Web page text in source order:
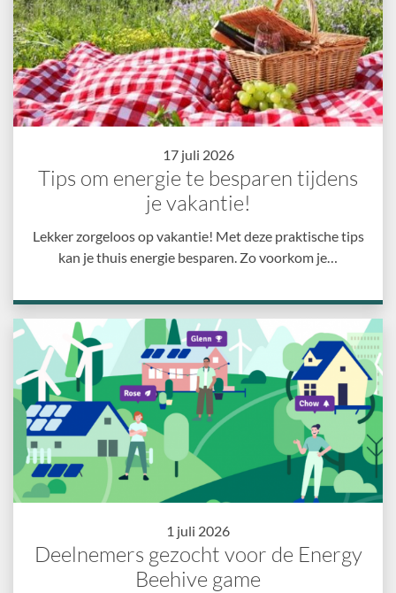
17 juli 2026
Tips om energie te besparen tijdens
je vakantie!
Lekker zorgeloos op vakantie! Met deze praktische tips
kan je thuis energie besparen. Zo voorkom je…
1 juli 2026
Deelnemers gezocht voor de Energy
Beehive game